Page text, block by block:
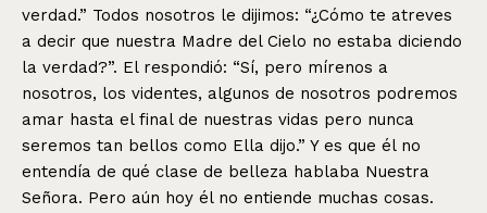
verdad.” Todos nosotros le dijimos: “¿Cómo te atreves
a decir que nuestra Madre del Cielo no estaba diciendo
la verdad?”. El respondió: “Sí, pero mírenos a
nosotros, los videntes, algunos de nosotros podremos
amar hasta el final de nuestras vidas pero nunca
seremos tan bellos como Ella dijo.” Y es que él no
entendía de qué clase de belleza hablaba Nuestra
Señora. Pero aún hoy él no entiende muchas cosas.